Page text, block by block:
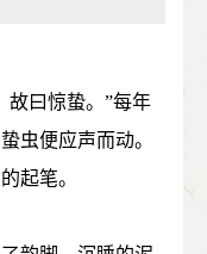
曰惊蛰。”每年
虫便应声而动。
起笔。